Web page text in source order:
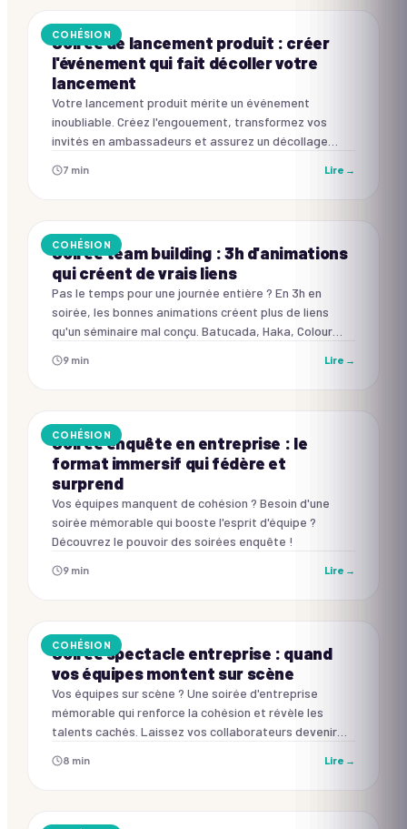
COHÉSION
Soirée de lancement produit : créer
l'événement qui fait décoller votre
lancement
Votre lancement produit mérite un événement
inoubliable. Créez l'engouement, transformez vos
invités en ambassadeurs et assurez un décollage
7 min Lire →
COHÉSION
Soirée team building : 3h d'animations
qui créent de vrais liens
Pas le temps pour une journée entière ? En 3h en
soirée, les bonnes animations créent plus de liens
qu'un séminaire mal conçu. Batucada, Haka, Colour
9 min Lire →
COHÉSION
Soirée enquête en entreprise : le
format immersif qui fédère et
surprend
Vos équipes manquent de cohésion ? Besoin d'une
soirée mémorable qui booste l'esprit d'équipe ?
Découvrez le pouvoir des soirées enquête !
9 min Lire →
COHÉSION
Soirée spectacle entreprise : quand
vos équipes montent sur scène
Vos équipes sur scène ? Une soirée d'entreprise
mémorable qui renforce la cohésion et révèle les
talents cachés. Laissez vos collaborateurs devenir
8 min Lire →